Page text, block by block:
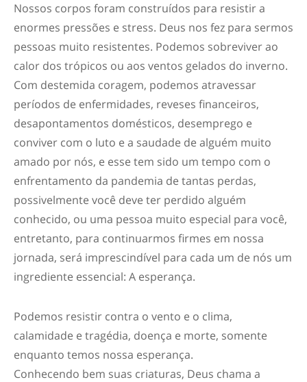
Nossos corpos foram construídos para resistir a
enormes pressões e stress. Deus nos fez para sermos
pessoas muito resistentes. Podemos sobreviver ao
calor dos trópicos ou aos ventos gelados do inverno.
Com destemida coragem, podemos atravessar
períodos de enfermidades, reveses financeiros,
desapontamentos domésticos, desemprego e
conviver com o luto e a saudade de alguém muito
amado por nós, e esse tem sido um tempo com o
enfrentamento da pandemia de tantas perdas,
possivelmente você deve ter perdido alguém
conhecido, ou uma pessoa muito especial para você,
entretanto, para continuarmos firmes em nossa
jornada, será imprescindível para cada um de nós um
ingrediente essencial: A esperança.
Podemos resistir contra o vento e o clima,
calamidade e tragédia, doença e morte, somente
enquanto temos nossa esperança.
Conhecendo bem suas criaturas, Deus chama a